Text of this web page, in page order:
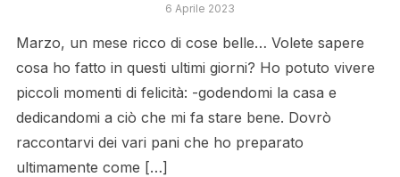
6 Aprile 2023
Marzo, un mese ricco di cose belle… Volete sapere
cosa ho fatto in questi ultimi giorni? Ho potuto vivere
piccoli momenti di felicità: -godendomi la casa e
dedicandomi a ciò che mi fa stare bene. Dovrò
raccontarvi dei vari pani che ho preparato
ultimamente come […]